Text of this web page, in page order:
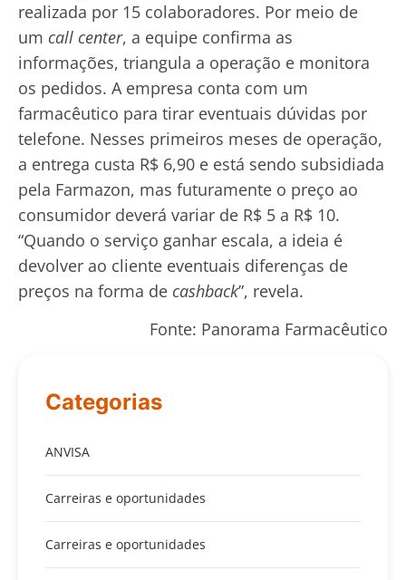
realizada por 15 colaboradores. Por meio de
um call center, a equipe confirma as
informações, triangula a operação e monitora
os pedidos. A empresa conta com um
farmacêutico para tirar eventuais dúvidas por
telefone. Nesses primeiros meses de operação,
a entrega custa R$ 6,90 e está sendo subsidiada
pela Farmazon, mas futuramente o preço ao
consumidor deverá variar de R$ 5 a R$ 10.
“Quando o serviço ganhar escala, a ideia é
devolver ao cliente eventuais diferenças de
preços na forma de cashback”, revela.
Fonte: Panorama Farmacêutico
Categorias
ANVISA
Carreiras e oportunidades
Carreiras e oportunidades